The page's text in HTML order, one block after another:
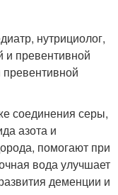
нутрициолог,
и превентивной
соединения серы,
азота и
помогают при
вода улучшает
деменции и